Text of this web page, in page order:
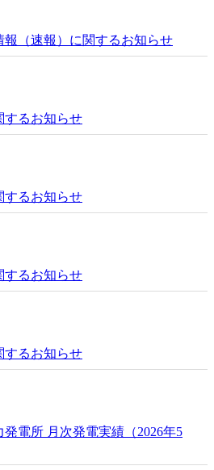
報（速報）に関するお知らせ
するお知らせ
するお知らせ
するお知らせ
するお知らせ
電所 月次発電実績（2026年5